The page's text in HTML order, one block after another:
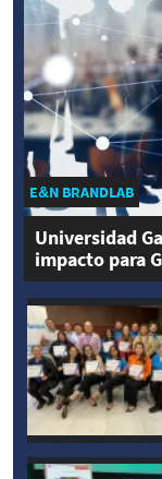
E&N BRANDLAB
Universidad
impacto para